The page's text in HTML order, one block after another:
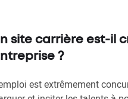
site carrière est-il
?
est extrêmement